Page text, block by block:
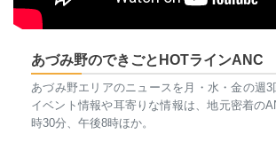
あづみ野のできごとHOTラインANC
あづみ野エリアのニュースを月・水・金の週
イベント情報や耳寄りな情報は、地元密着の
時30分、午後8時ほか。